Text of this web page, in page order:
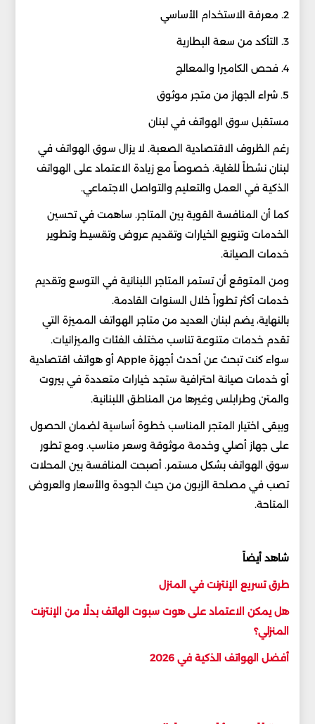
2. معرفة الاستخدام الأساسي
3. التأكد من سعة البطارية
4. فحص الكاميرا والمعالج
5. شراء الجهاز من متجر موثوق
مستقبل سوق الهواتف في لبنان
رغم الظروف الاقتصادية الصعبة. لا يزال سوق الهواتف في
لبنان نشطاً للغاية. خصوصاً مع زيادة الاعتماد على الهواتف
الذكية في العمل والتعليم والتواصل الاجتماعي.
كما أن المنافسة القوية بين المتاجر. ساهمت في تحسين
الخدمات وتنويع الخيارات وتقديم عروض وتقسيط وتطوير
خدمات الصيانة.
ومن المتوقع أن تستمر المتاجر اللبنانية في التوسع وتقديم
خدمات أكثر تطوراً خلال السنوات القادمة.
بالنهاية، يضم لبنان العديد من متاجر الهواتف المميزة التي
تقدم خدمات متنوعة تناسب مختلف الفئات والميزانيات.
سواء كنت تبحث عن أحدث أجهزة Apple أو هواتف اقتصادية
أو خدمات صيانة احترافية ستجد خيارات متعددة في بيروت
والمتن وطرابلس وغيرها من المناطق اللبنانية.
ويبقى اختيار المتجر المناسب خطوة أساسية لضمان الحصول
على جهاز أصلي وخدمة موثوقة وسعر مناسب. ومع تطور
سوق الهواتف بشكل مستمر. أصبحت المنافسة بين المحلات
تصب في مصلحة الزبون من حيث الجودة والأسعار والعروض
المتاحة.
شاهد أيضاً
طرق تسريع الإنترنت في المنزل
هل يمكن الاعتماد على هوت سبوت الهاتف بدلًا من الإنترنت
المنزلي؟
أفضل الهواتف الذكية في 2026